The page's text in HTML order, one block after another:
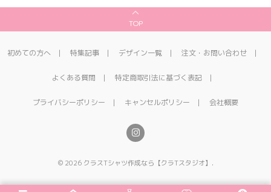
TOP
初めての方へ 特集記事 デザイン一覧 注文・お問い合わせ
よくある質問 特定商取引法に基づく表記
プライバシーポリシー キャンセルポリシー 会社概要
© 2026 クラスTシャツ作成なら【クラTスタジオ】 .